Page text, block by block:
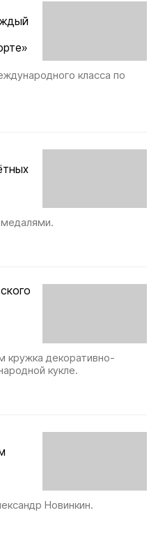
класса по
кружка декоративно-
кукле.
Новинкин.